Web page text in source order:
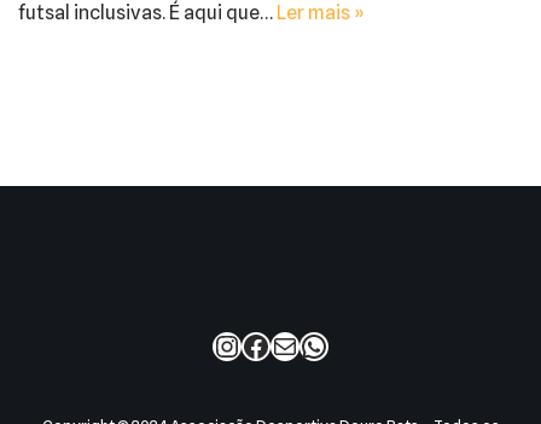
futsal inclusivas. É aqui que… Ler mais »